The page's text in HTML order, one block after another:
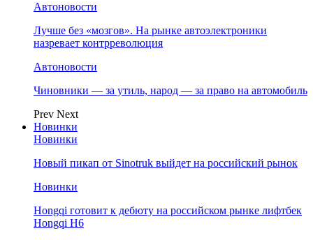
Автоновости
Лучше без «мозгов». На рынке автоэлектроники
назревает контрреволюция
Автоновости
Чиновники — за утиль, народ — за право на автомобиль
Prev Next
Новинки
Новинки
Новый пикап от Sinotruk выйдет на российский рынок
Новинки
Hongqi готовит к дебюту на российском рынке лифтбек
Hongqi H6